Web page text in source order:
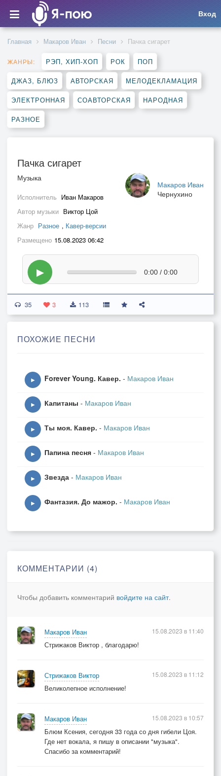
Вход
Главная Макаров Иван Песни Пачка сигарет
ЖАНРЫ: РЭП, ХИП-ХОП РОК ПОП
ДЖАЗ, БЛЮЗ АВТОРСКАЯ МЕЛОДЕКЛАМАЦИЯ
ЭЛЕКТРОННАЯ СОАВТОРСКАЯ НАРОДНАЯ
РАЗНОЕ
Пачка сигарет
Макаров Иван
Чернухино
Музыка
Исполнитель Иван Макаров
Автор музыки Виктор Цой
Жанр Разное , Кавер-версии
Размещено 15.08.2023 06:42
▶ 0:00 / 0:00
35 3 113
ПОХОЖИЕ ПЕСНИ
▶ Forever Young. Кавер. - Макаров Иван
▶ Капитаны - Макаров Иван
▶ Ты моя. Кавер. - Макаров Иван
▶ Папина песня - Макаров Иван
▶ Звезда - Макаров Иван
▶ Фантазия. До мажор. - Макаров Иван
КОММЕНТАРИИ (4)
Чтобы добавить комментарий войдите на сайт.
Макаров Иван
Стрижаков Виктор , благодарю!
15.08.2023 в 11:40
Стрижаков Виктор
Великолепное исполнение!
15.08.2023 в 11:12
Макаров Иван
Блюм Ксения, сегодня 33 года со дня гибели Цоя.
Где нет вокала, я пишу в описании "музыка".
Спасибо за комментарий!
15.08.2023 в 10:57